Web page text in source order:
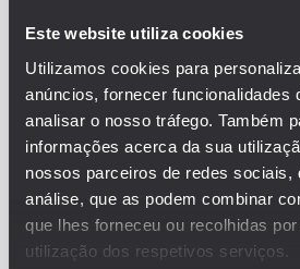
Este website utiliza cookies
Utilizamos cookies para
anúncios, fornecer funcionalidades
analisar o nosso tráfego. Também
informações acerca da sua
nossos parceiros de redes sociais,
análise, que as podem combinar
que lhes forneceu ou recolhidas
utilização dos respetivos serviços.
em idade típica de frequência
creche (0 a 3 anos). Os dados
referem-se a Portugal
Continental, a 31 de dezembro
do ano selecionado,
as redes pública e solidária
(entidades não lucrativas) e a
rede privada-lucrativa. As
pública e solidária
compreendem as Instituições
Particulares de Solidariedade